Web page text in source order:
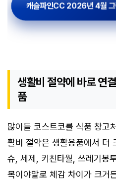
캐슬파인CC 2026년 4월 그
생활비 절약에 바로 연
품
많이들 코스트코를 식품 창고
활비 절약은 생활용품에서 더
슈, 세제, 키친타월, 쓰레기봉
목이야말로 체감 차이가 크거